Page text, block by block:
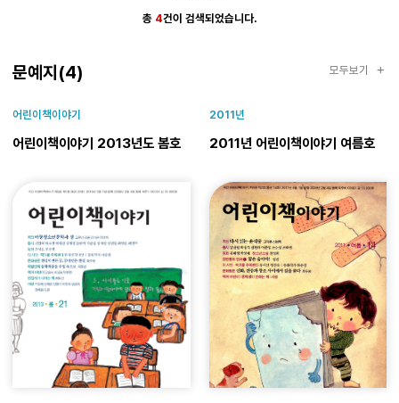
총 4건이 검색되었습니다.
문예지(4)
어린이책이야기
어린이책이야기 2013년도 봄호
2011년
2011년 어린이책이야기 여름호
문예지
모두보기